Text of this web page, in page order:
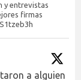
y entrevistas
firmas
a alguien